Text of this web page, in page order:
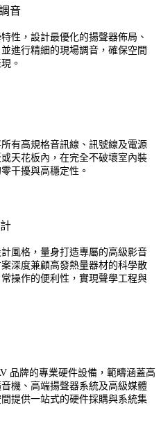
音
性，設計最優化的揚聲器佈局、
進行精細的現場調音，確保空間
。
有高規格音訊線、訊號線及電源
天花板內，在完全不破壞室內裝
干擾與高穩定性。
風格，量身打造專屬的高級影音
深度兼顧高發熱量器材的科學散
操作的便利性，實現聲學工程與
品牌的專業硬件設備，範疇涵蓋高
機、高端揚聲器系統及高級媒體
提供一站式的硬件採購與系統集